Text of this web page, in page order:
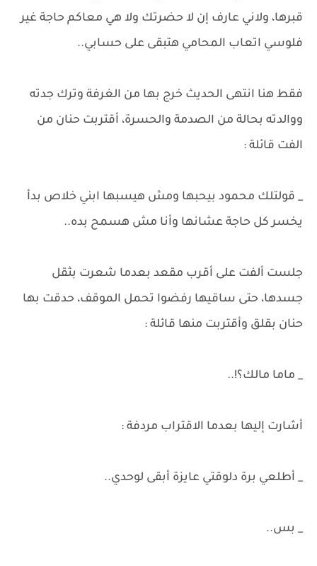
قبرها، ولاني عارف إن لا حضرتك ولا هي معاكم حاجة غير
فلوسي اتعاب المحامي هتبقى على حسابي..
فقط هنا انتهى الحديث خرج بها من الغرفة وترك جدته
ووالدته بحالة من الصدمة والحسرة، أقتربت حنان من
الفت قائلة :
_ قولتلك محمود بيحبها ومش هيسبها ابني خلاص بدأ
يخسر كل حاجة عشانها وأنا مش هسمح بده..
جلست ألفت على أقرب مقعد بعدما شعرت بثقل
جسدها، حتى ساقيها رفضوا تحمل الموقف، حدقت بها
حنان بقلق وأقتربت منها قائلة :
_ ماما مالك؟!..
أشارت إليها بعدما الاقتراب مردفة :
_ أطلعي برة دلوقتي عايزة أبقى لوحدي..
_ بس..